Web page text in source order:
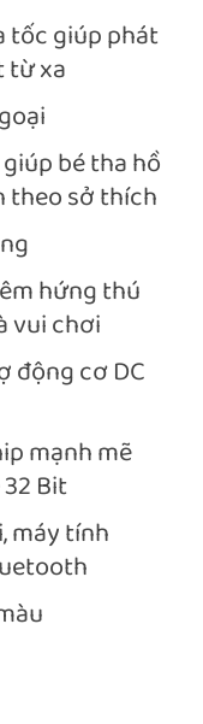
tốc giúp phát
từ xa
bé tha hồ
theo sở thích
hứng thú
vui chơi
động cơ DC
mạnh mẽ
Bit
máy tính